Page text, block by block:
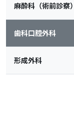
麻酔科（術前診察）
歯科口腔外科
形成外科